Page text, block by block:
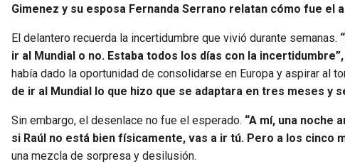
Gimenez y su esposa Fernanda Serrano relatan cómo fue el
El delantero recuerda la incertidumbre que vivió durante semanas.
ir al Mundial o no. Estaba todos los días con la incertidumbre”,
había dado la oportunidad de consolidarse en Europa y aspirar al
de ir al Mundial lo que hizo que se adaptara en tres meses y
Sin embargo, el desenlace no fue el esperado. “A mí, una noche
si Raúl no está bien físicamente, vas a ir tú. Pero a los cinco
una mezcla de sorpresa y desilusión.